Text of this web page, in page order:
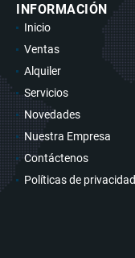
INFORMACIÓN
Inicio
Ventas
Alquiler
Servicios
Novedades
Nuestra Empresa
Contáctenos
Políticas de privacidad